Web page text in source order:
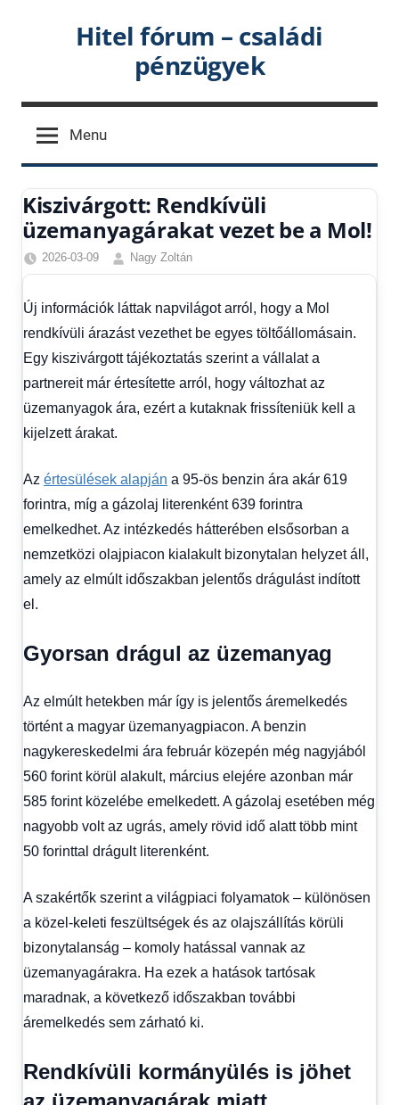
Hitel fórum – családi
pénzügyek
Menu
Kiszivárgott: Rendkívüli
üzemanyagárakat vezet be a Mol!
2026-03-09
Nagy Zoltán
Friss
Gazdaság
Hírek,
Hírek
1
kézből,
Hitel
Új információk láttak napvilágot arról, hogy a Mol
rendkívüli árazást vezethet be egyes töltőállomásain.
Egy kiszivárgott tájékoztatás szerint a vállalat a
partnereit már értesítette arról, hogy változhat az
üzemanyagok ára, ezért a kutaknak frissíteniük kell a
kijelzett árakat.
Az értesülések alapján a 95-ös benzin ára akár 619
forintra, míg a gázolaj literenként 639 forintra
emelkedhet. Az intézkedés hátterében elsősorban a
nemzetközi olajpiacon kialakult bizonytalan helyzet áll,
amely az elmúlt időszakban jelentős drágulást indított
el.
Gyorsan drágul az üzemanyag
Az elmúlt hetekben már így is jelentős áremelkedés
történt a magyar üzemanyagpiacon. A benzin
nagykereskedelmi ára február közepén még nagyjából
560 forint körül alakult, március elejére azonban már
585 forint közelébe emelkedett. A gázolaj esetében még
nagyobb volt az ugrás, amely rövid idő alatt több mint
50 forinttal drágult literenként.
A szakértők szerint a világpiaci folyamatok – különösen
a közel-keleti feszültségek és az olajszállítás körüli
bizonytalanság – komoly hatással vannak az
üzemanyagárakra. Ha ezek a hatások tartósak
maradnak, a következő időszakban további
áremelkedés sem zárható ki.
Rendkívüli kormányülés is jöhet